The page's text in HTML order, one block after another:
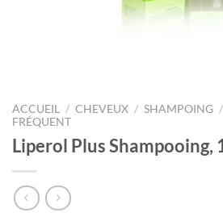
ACCUEIL / CHEVEUX / SHAMPOING /
FRÉQUENT
Liperol Plus Shampooing,